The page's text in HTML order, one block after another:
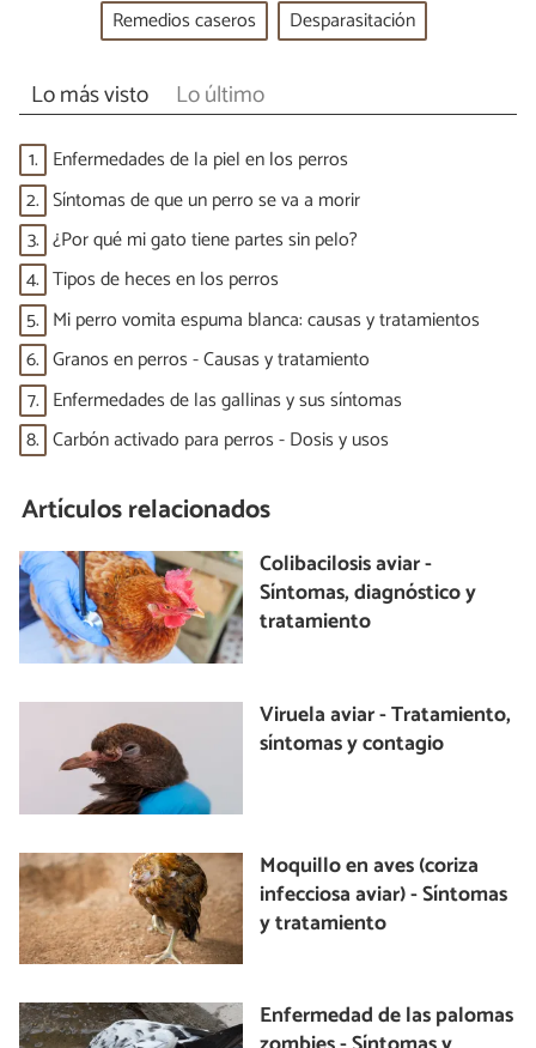
Remedios caseros
Desparasitación
Lo más visto Lo último
1. Enfermedades de la piel en los perros
2. Síntomas de que un perro se va a morir
3. ¿Por qué mi gato tiene partes sin pelo?
4. Tipos de heces en los perros
5. Mi perro vomita espuma blanca: causas y tratamientos
6. Granos en perros - Causas y tratamiento
7. Enfermedades de las gallinas y sus síntomas
8. Carbón activado para perros - Dosis y usos
Artículos relacionados
Colibacilosis aviar -
Síntomas, diagnóstico y
tratamiento
Viruela aviar - Tratamiento,
síntomas y contagio
Moquillo en aves (coriza
infecciosa aviar) - Síntomas
y tratamiento
Enfermedad de las palomas